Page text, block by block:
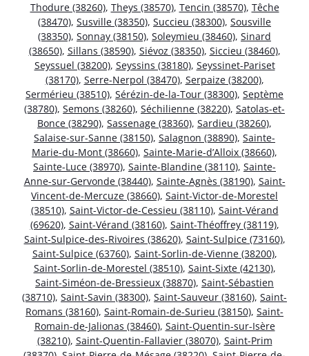
Thodure (38260), Theys (38570), Tencin (38570), Têche
(38470), Susville (38350), Succieu (38300), Sousville
(38350), Sonnay (38150), Soleymieu (38460), Sinard
(38650), Sillans (38590), Siévoz (38350), Siccieu (38460),
Seyssuel (38200), Seyssins (38180), Seyssinet-Pariset
(38170), Serre-Nerpol (38470), Serpaize (38200),
Sermérieu (38510), Sérézin-de-la-Tour (38300), Septème
(38780), Semons (38260), Séchilienne (38220), Satolas-et-
Bonce (38290), Sassenage (38360), Sardieu (38260),
Salaise-sur-Sanne (38150), Salagnon (38890), Sainte-
Marie-du-Mont (38660), Sainte-Marie-d’Alloix (38660),
Sainte-Luce (38970), Sainte-Blandine (38110), Sainte-
Anne-sur-Gervonde (38440), Sainte-Agnès (38190), Saint-
Vincent-de-Mercuze (38660), Saint-Victor-de-Morestel
(38510), Saint-Victor-de-Cessieu (38110), Saint-Vérand
(69620), Saint-Vérand (38160), Saint-Théoffrey (38119),
Saint-Sulpice-des-Rivoires (38620), Saint-Sulpice (73160),
Saint-Sulpice (63760), Saint-Sorlin-de-Vienne (38200),
Saint-Sorlin-de-Morestel (38510), Saint-Sixte (42130),
Saint-Siméon-de-Bressieux (38870), Saint-Sébastien
(38710), Saint-Savin (38300), Saint-Sauveur (38160), Saint-
Romans (38160), Saint-Romain-de-Surieu (38150), Saint-
Romain-de-Jalionas (38460), Saint-Quentin-sur-Isère
(38210), Saint-Quentin-Fallavier (38070), Saint-Prim